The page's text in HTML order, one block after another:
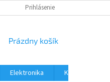
VŠETKO O NÁKUPE
Prihlásenie
NÁKUPNÝ
Prázdny košík
Elektronika
Kozmetika a